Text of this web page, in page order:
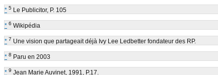
* 5 Le Publicitor, P. 105
* 6 Wikipédia
* 7 Une vision que partageait déjà Ivy Lee Ledbetter fondateur des RP.
* 8 Paru en 2003
* 9 Jean Marie Auvinet, 1991, P.17.